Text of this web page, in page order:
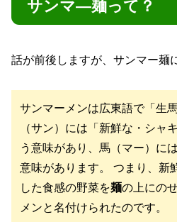
サンマ―麺って？
話が前後しますが、サンマー麺
サンマーメンは広東語で「生
（サン）には「新鮮な・シャ
う意味があり、馬（マー）に
意味があります。 つまり、新
した食感の野菜を麺の上にの
メンと名付けられたのです。